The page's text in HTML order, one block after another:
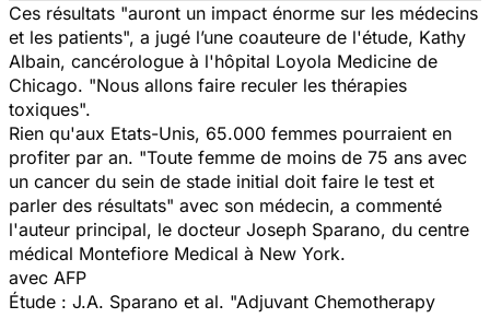
Ces résultats "auront un impact énorme sur les médecins
et les patients", a jugé l’une coauteure de l'étude, Kathy
Albain, cancérologue à l'hôpital Loyola Medicine de
Chicago. "Nous allons faire reculer les thérapies
toxiques".
Rien qu'aux Etats-Unis, 65.000 femmes pourraient en
profiter par an. "Toute femme de moins de 75 ans avec
un cancer du sein de stade initial doit faire le test et
parler des résultats" avec son médecin, a commenté
l'auteur principal, le docteur Joseph Sparano, du centre
médical Montefiore Medical à New York.
avec AFP
Étude : J.A. Sparano et al. "Adjuvant Chemotherapy